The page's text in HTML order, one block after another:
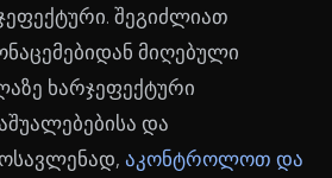
შეგიძლიათ
მიღებული
ხარჯეფექტური
და
აკონტროლოთ და